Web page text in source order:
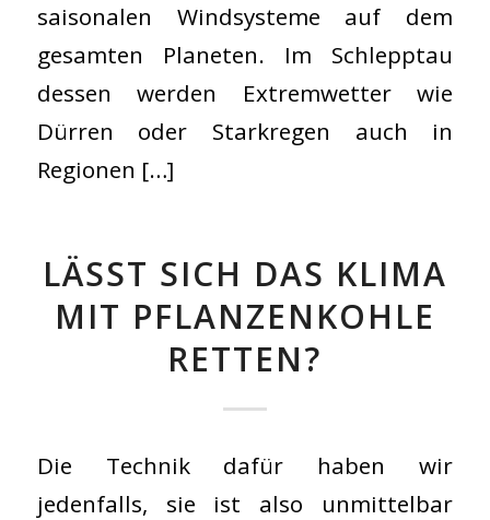
saisonalen Windsysteme auf dem
gesamten Planeten. Im Schlepptau
dessen werden Extremwetter wie
Dürren oder Starkregen auch in
Regionen […]
LÄSST SICH DAS KLIMA
MIT PFLANZENKOHLE
RETTEN?
Die Technik dafür haben wir
jedenfalls, sie ist also unmittelbar